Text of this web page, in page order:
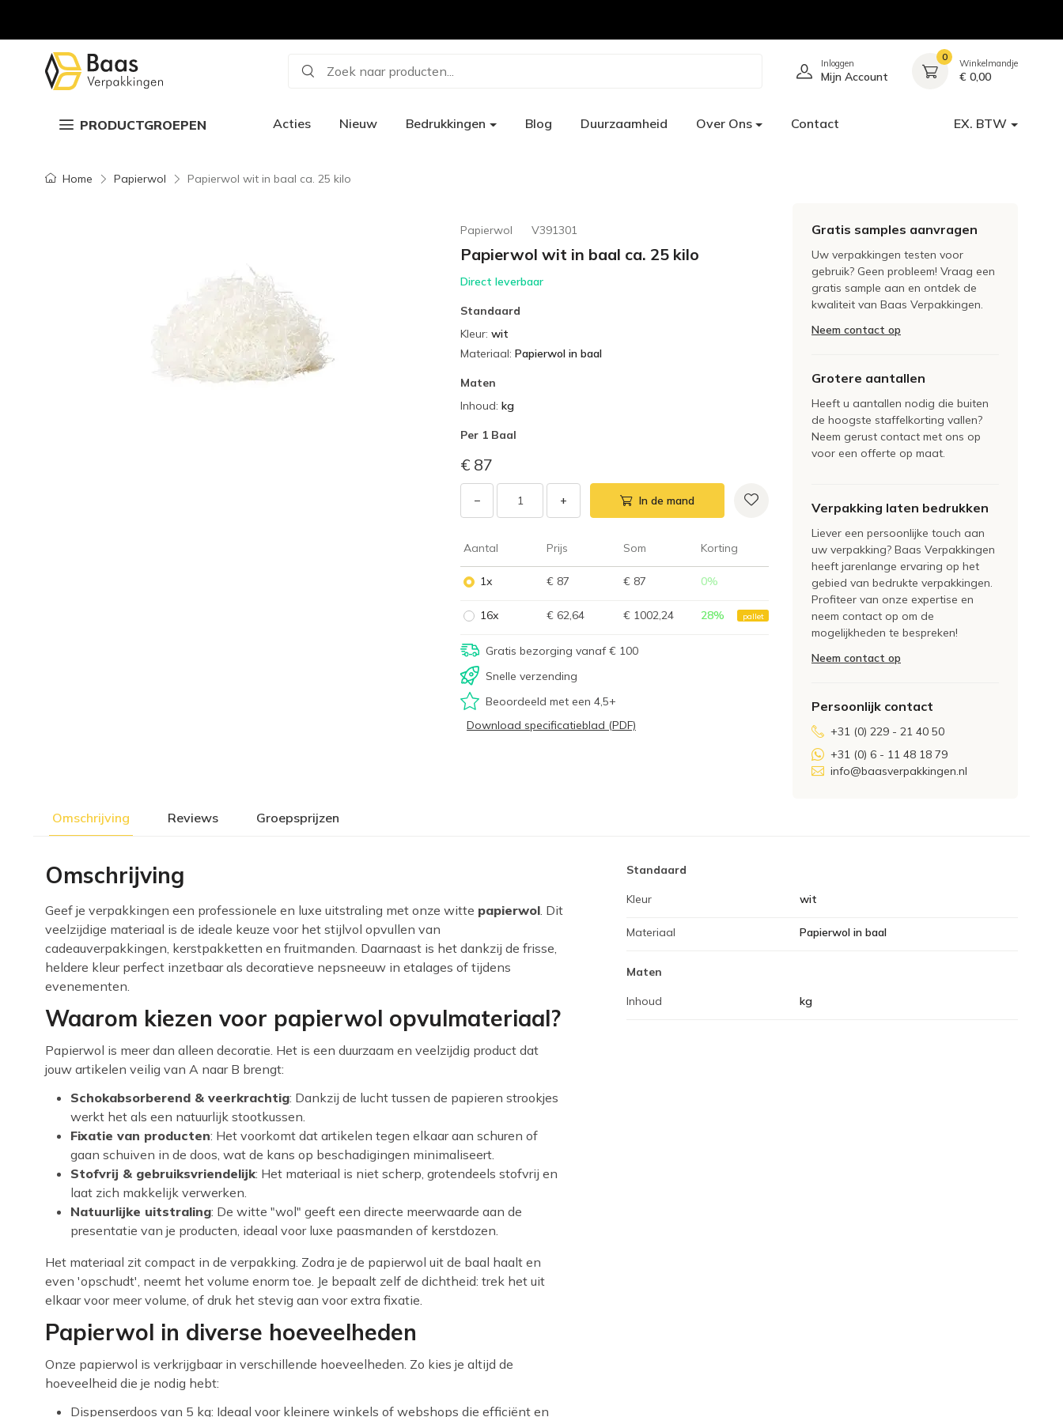
Zoek naar producten... Inloggen
Mijn Account
0
Winkelmandje
€ 0,00
PRODUCTGROEPEN Acties Nieuw Bedrukkingen Blog Duurzaamheid Over Ons Contact EX. BTW
Home Papierwol Papierwol wit in baal ca. 25 kilo
Papierwol V391301
Papierwol wit in baal ca. 25 kilo
Direct leverbaar
Standaard
Kleur: wit
Materiaal: Papierwol in baal
Maten
Inhoud: kg
Per 1 Baal
€ 87
− + In de mand
Aantal Prijs Som Korting
1x € 87 € 87 0%
16x € 62,64 € 1002,24 28% pallet
Gratis bezorging vanaf € 100
Snelle verzending
Beoordeeld met een 4,5+
Download specificatieblad (PDF)
Gratis samples aanvragen
Uw verpakkingen testen voor
gebruik? Geen probleem! Vraag een
gratis sample aan en ontdek de
kwaliteit van Baas Verpakkingen.
Neem contact op
Grotere aantallen
Heeft u aantallen nodig die buiten
de hoogste staffelkorting vallen?
Neem gerust contact met ons op
voor een offerte op maat.
Verpakking laten bedrukken
Liever een persoonlijke touch aan
uw verpakking? Baas Verpakkingen
heeft jarenlange ervaring op het
gebied van bedrukte verpakkingen.
Profiteer van onze expertise en
neem contact op om de
mogelijkheden te bespreken!
Neem contact op
Persoonlijk contact
+31 (0) 229 - 21 40 50
+31 (0) 6 - 11 48 18 79
info@baasverpakkingen.nl
Omschrijving Reviews Groepsprijzen
Omschrijving
Geef je verpakkingen een professionele en luxe uitstraling met onze witte papierwol. Dit
veelzijdige materiaal is de ideale keuze voor het stijlvol opvullen van
cadeauverpakkingen, kerstpakketten en fruitmanden. Daarnaast is het dankzij de frisse,
heldere kleur perfect inzetbaar als decoratieve nepsneeuw in etalages of tijdens
evenementen.
Waarom kiezen voor papierwol opvulmateriaal?
Papierwol is meer dan alleen decoratie. Het is een duurzaam en veelzijdig product dat
jouw artikelen veilig van A naar B brengt:
Schokabsorberend & veerkrachtig: Dankzij de lucht tussen de papieren strookjes
werkt het als een natuurlijk stootkussen.
Fixatie van producten: Het voorkomt dat artikelen tegen elkaar aan schuren of
gaan schuiven in de doos, wat de kans op beschadigingen minimaliseert.
Stofvrij & gebruiksvriendelijk: Het materiaal is niet scherp, grotendeels stofvrij en
laat zich makkelijk verwerken.
Natuurlijke uitstraling: De witte "wol" geeft een directe meerwaarde aan de
presentatie van je producten, ideaal voor luxe paasmanden of kerstdozen.
Het materiaal zit compact in de verpakking. Zodra je de papierwol uit de baal haalt en
even 'opschudt', neemt het volume enorm toe. Je bepaalt zelf de dichtheid: trek het uit
elkaar voor meer volume, of druk het stevig aan voor extra fixatie.
Papierwol in diverse hoeveelheden
Onze papierwol is verkrijgbaar in verschillende hoeveelheden. Zo kies je altijd de
hoeveelheid die je nodig hebt:
Dispenserdoos van 5 kg: Ideaal voor kleinere winkels of webshops die efficiënt en
Standaard
Kleur wit
Materiaal Papierwol in baal
Maten
Inhoud kg